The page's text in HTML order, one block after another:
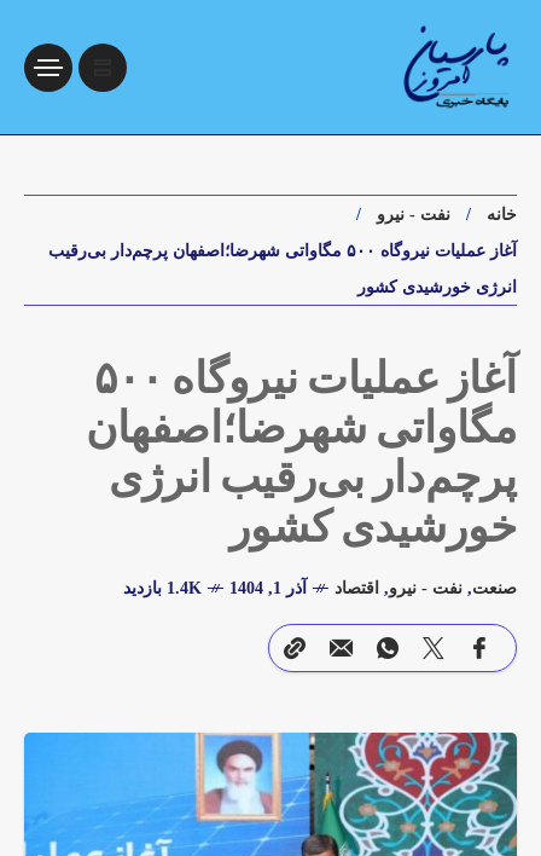
خانه
نفت - نیرو
آغاز عملیات نیروگاه ۵۰۰ مگاواتی شهرضا؛اصفهان پرچم‌دار بی‌رقیب
انرژی خورشیدی کشور
آغاز عملیات نیروگاه ۵۰۰
مگاواتی شهرضا؛اصفهان
پرچم‌دار بی‌رقیب انرژی
خورشیدی کشور
صنعت, نفت - نیرو, اقتصاد آذر 1, 1404 1.4K بازدید